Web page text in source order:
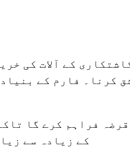
کے آلات کی
کرنا۔ فارم کے
فراہم کرے گا
کے زیادہ سے